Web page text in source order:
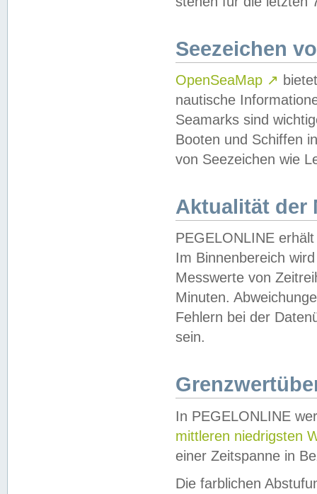
Seezeichen
OpenSeaMap ↗
nautische
Seamarks sind
Booten und Schiffen
von Seezeichen wie
Aktualität der
PEGELONLINE
Im Binnenbereich
Messwerte von
Minuten.
Fehlern bei der
sein.
In PEGELONLINE
mittleren niedrigsten
einer Zeitspanne in
Die farblichen